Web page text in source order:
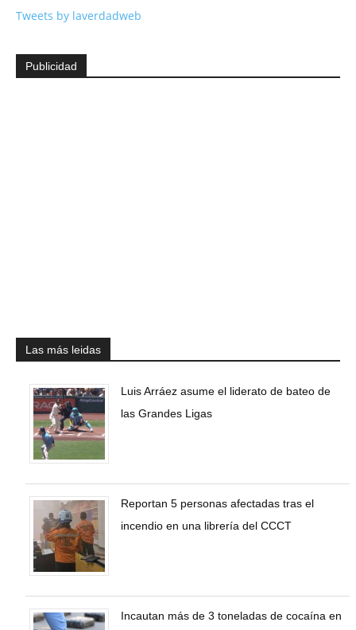
Tweets by laverdadweb
Publicidad
Las más leidas
Luis Arráez asume el liderato de bateo de
las Grandes Ligas
Reportan 5 personas afectadas tras el
incendio en una librería del CCCT
Incautan más de 3 toneladas de cocaína en